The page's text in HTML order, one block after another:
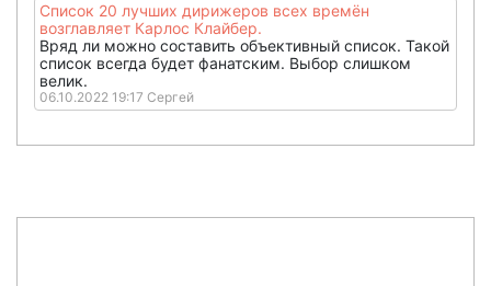
Список 20 лучших дирижеров всех времён
возглавляет Карлос Клайбер.
Вряд ли можно составить объективный список. Такой
список всегда будет фанатским. Выбор слишком
велик.
06.10.2022 19:17 Сергей